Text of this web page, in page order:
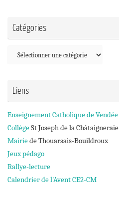
Catégories
Catégories
Liens
Enseignement Catholique de Vendée
CollègeSt Joseph de la Châtaigneraie
Mairiede Thouarsais-Bouildroux
Jeux pédago
Rallye-lecture
Calendrier de l'Avent CE2-CM